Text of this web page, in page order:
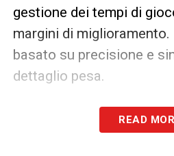
gestione dei tempi di
margini di
basato su precisione e
dettaglio pesa.
Fisayo Dele-
margini di crescita
READ